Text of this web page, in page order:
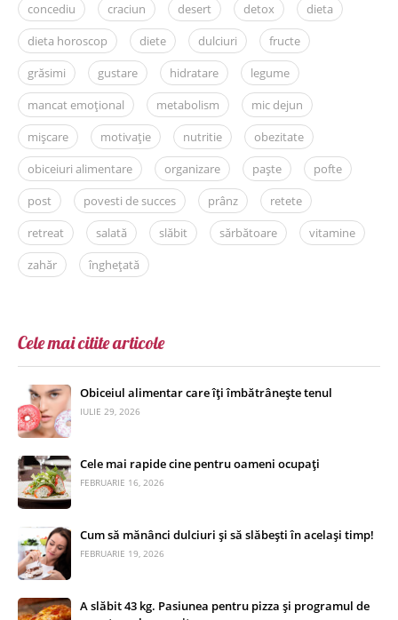
concediu
craciun desert detox
dieta
dieta horoscop
diete dulciuri
fructe
grăsimi
gustare hidratare
legume
mancat emoțional
metabolism
mic dejun
mișcare
motivație nutritie
obezitate
obiceiuri alimentare
organizare paște
pofte
post
povesti de succes prânz
retete
retreat
salată slăbit sărbătoare
vitamine
zahăr
înghețată
Cele mai citite articole
Obiceiul alimentar care îți îmbătrânește tenul
IULIE 29, 2026
Cele mai rapide cine pentru oameni ocupați
FEBRUARIE 16, 2026
Cum să mănânci dulciuri și să slăbești în același timp!
FEBRUARIE 19, 2026
A slăbit 43 kg. Pasiunea pentru pizza și programul de